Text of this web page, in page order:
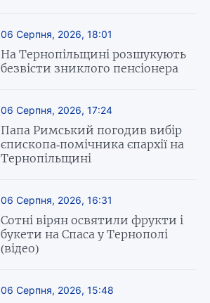
06 Серпня, 2026, 18:01
На Тернопільщині розшукують
безвісти зниклого пенсіонера
06 Серпня, 2026, 17:24
Папа Римський погодив вибір
єпископа-помічника єпархії на
Тернопільщині
06 Серпня, 2026, 16:31
Сотні вірян освятили фрукти і
букети на Спаса у Тернополі
(відео)
06 Серпня, 2026, 15:48